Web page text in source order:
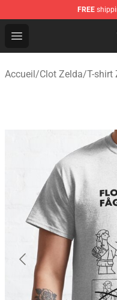
FREE
Open menu
The Legend of
Accueil/Clot Zelda/T-shirt